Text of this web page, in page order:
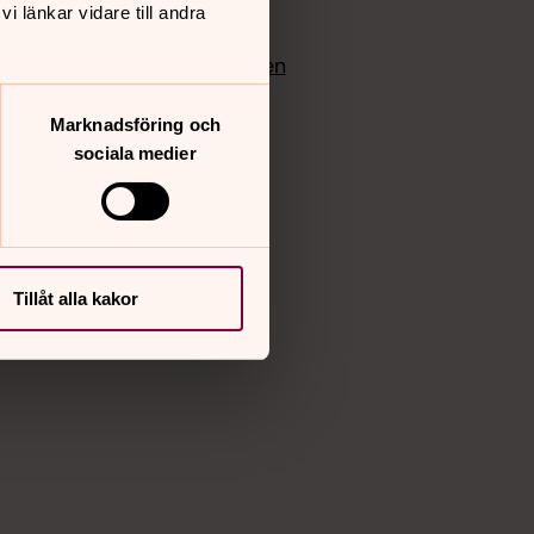
länkar vidare till andra
Marknadsföring och
sociala medier
Tillåt alla kakor
Instagram
Bloggportalen